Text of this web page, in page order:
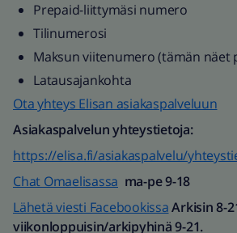
Prepaid-liittymäsi numero
Tilinumerosi
Maksun viitenumero (tämän näet
Latausajankohta
Ota yhteys Elisan asiakaspalveluun
Asiakaspalvelun yhteystietoja:
https://elisa.fi/asiakaspalvelu/
Chat Omaelisassa ma-pe 9-18
Lähetä viesti FacebookissaArkisin 8-
viikonloppuisin/arkipyhinä 9-21.